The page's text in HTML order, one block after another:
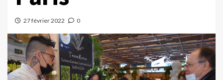
27 février 2022 0